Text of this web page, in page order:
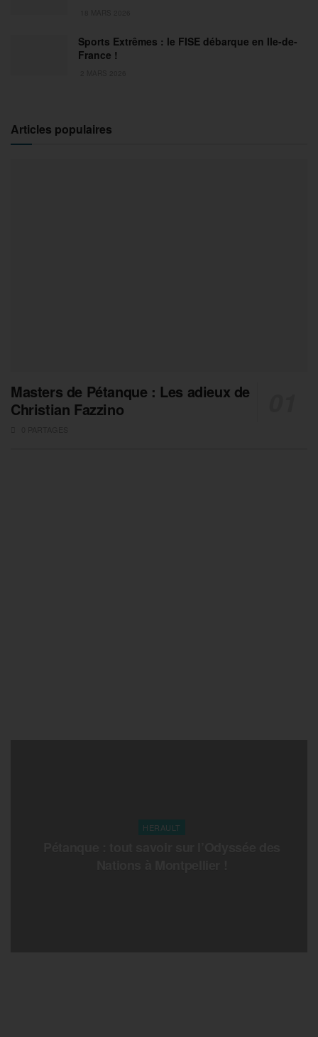
Sports Extrêmes : le FISE débarque en Ile-de-
France !
Articles populaires
Masters de Pétanque : Les adieux de
Christian Fazzino
HERAULT